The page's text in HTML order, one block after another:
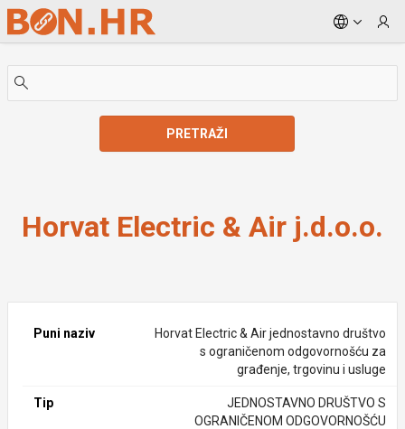
Skip to Main Content
PRETRAŽI
Horvat Electric & Air j.d.o.o.
Puni naziv
Horvat Electric & Air jednostavno društvo
s ograničenom odgovornošću za
građenje, trgovinu i usluge
Tip
JEDNOSTAVNO DRUŠTVO S
OGRANIČENOM ODGOVORNOŠĆU